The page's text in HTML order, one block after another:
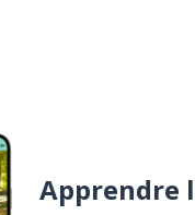
Apprendre